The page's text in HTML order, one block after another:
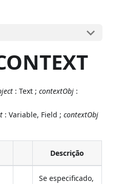
: Text ;contextObj :
: Variable, Field ;contextObj
Descrição
Se especificado,